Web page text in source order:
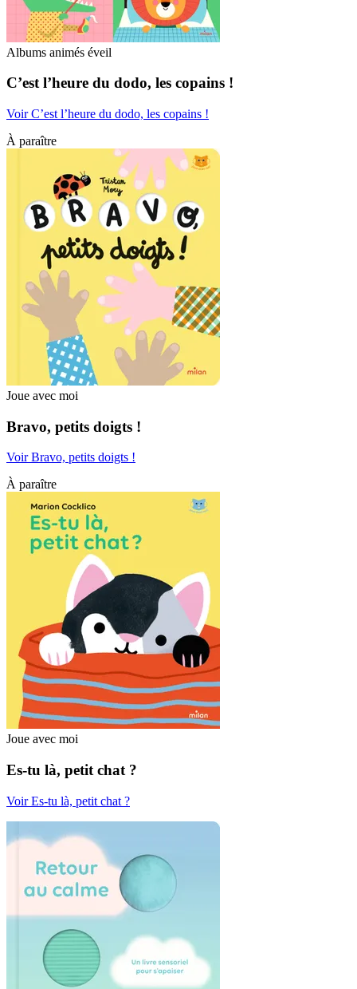
Albums animés éveil
C’est l’heure du dodo, les copains !
Voir C’est l’heure du dodo, les copains !
À paraître
Joue avec moi
Bravo, petits doigts !
Voir Bravo, petits doigts !
À paraître
Joue avec moi
Es-tu là, petit chat ?
Voir Es-tu là, petit chat ?